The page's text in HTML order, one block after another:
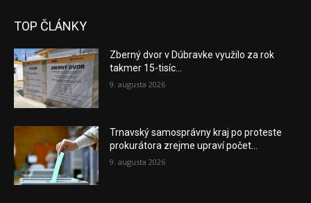
TOP ČLÁNKY
Zberný dvor v Dúbravke využilo za rok
takmer 15-tisíc...
9. augusta 2026
Trnavský samosprávny kraj po proteste
prokurátora zrejme upraví počet...
9. augusta 2026